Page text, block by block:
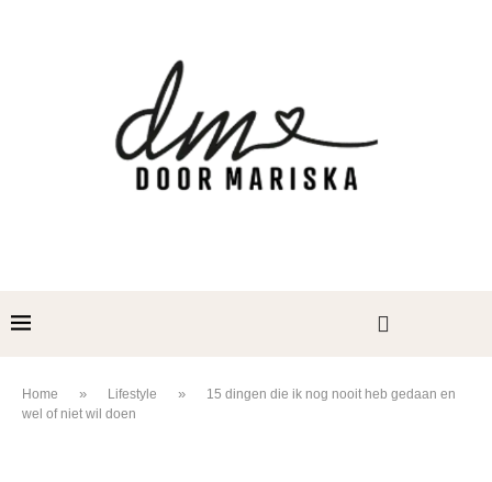
Home » Lifestyle »
15 dingen die ik nog nooit heb gedaan en
wel of niet wil doen